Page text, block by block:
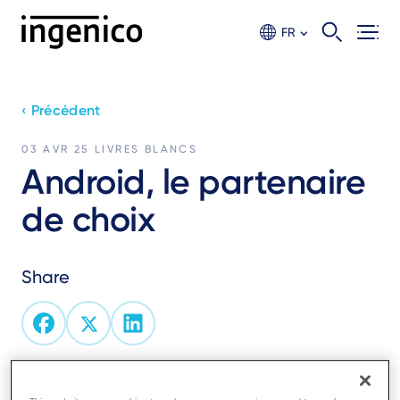
contenu
FR
‹ Précédent
03 AVR 25 LIVRES BLANCS
Android, le partenaire
de choix
Share